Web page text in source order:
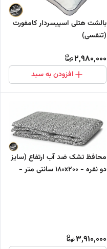
بالشت هتلی اسپیسردار کامفورت
(تنفسی)
2,980,000
افزودن به سبد
محافظ تشک ضد آب ارتفاع (سایز
دو نفره - ۱۸۰x۲۰۰ سانتی متر -
3,910,000